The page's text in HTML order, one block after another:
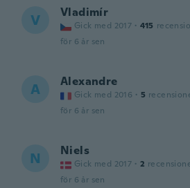
V Vladimír
Gick med 2017 · 415
för 6 år sen
A Alexandre
Gick med 2016 · 5
för 6 år sen
N Niels
Gick med 2017 · 2
för 6 år sen